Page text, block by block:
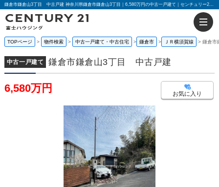
鎌倉市鎌倉山3丁目 中古戸建 神奈川県鎌倉市鎌倉山3丁目｜6,580万円の中古一戸建て｜センチュリー21富士ハウジング
TOPページ 物件検索 中古一戸建て・中古住宅 鎌倉市 ＪＲ横須賀線 鎌倉市
中古一戸建て 鎌倉市鎌倉山3丁目 中古戸建
6,580万円 お気に入り